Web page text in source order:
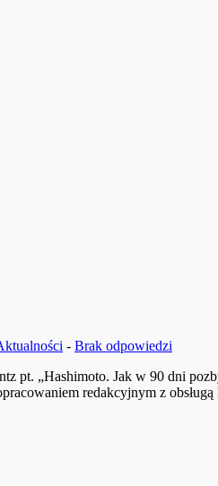
- Brak odpowiedzi
pt. „Hashimoto. Jak w 90 dni
redakcyjnym z